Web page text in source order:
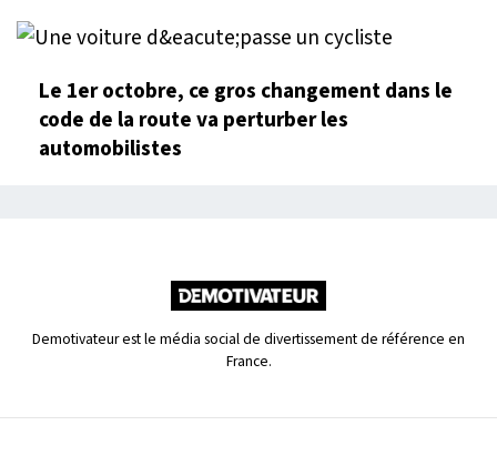
Le 1er octobre, ce gros changement dans le
code de la route va perturber les
automobilistes
Demotivateur est le média social de divertissement de référence en
France.